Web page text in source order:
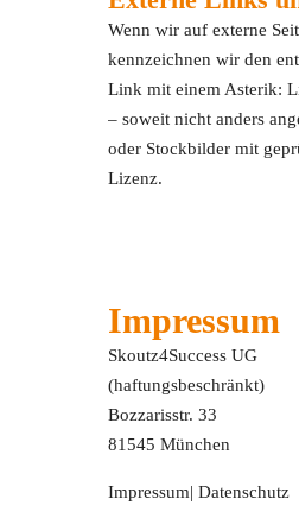
Wenn wir auf externe
kennzeichnen wir den
Link mit einem Asterik:
– soweit nicht anders
oder Stockbilder mit
Lizenz.
Impressum
Skoutz4Success UG
(haftungsbeschränkt)
Bozzarisstr. 33
81545 München
Impressum|Datenschutz